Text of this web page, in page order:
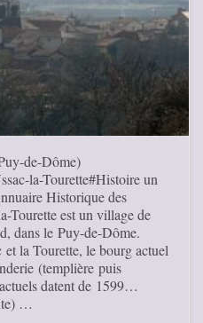
de-Dôme)
la-Tourette#Histoire un
Historique des
Tourette est un village de
dans le Puy-de-Dôme.
la Tourette, le bourg actuel
(templière puis
datent de 1599…
…